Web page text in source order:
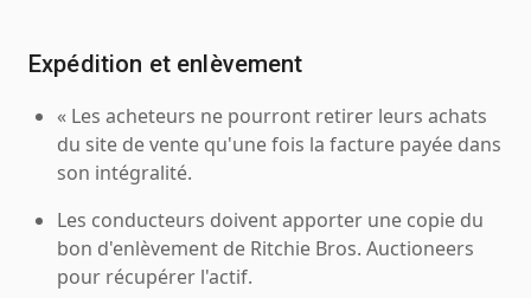
Expédition et enlèvement
« Les acheteurs ne pourront retirer leurs achats
du site de vente qu'une fois la facture payée dans
son intégralité.
Les conducteurs doivent apporter une copie du
bon d'enlèvement de Ritchie Bros. Auctioneers
pour récupérer l'actif.